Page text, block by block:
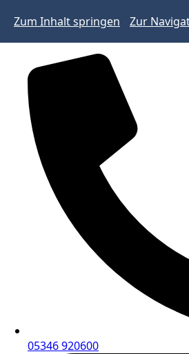
Zum Inhalt springen Zur
05346 920600